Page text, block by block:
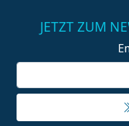
JETZT ZUM